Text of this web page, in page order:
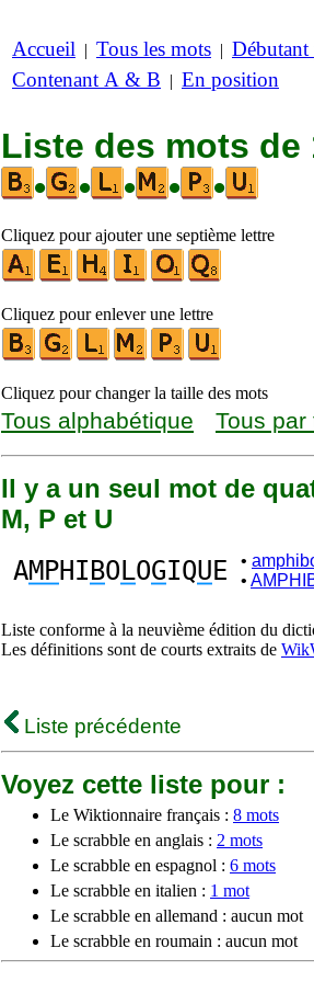
Accueil | Tous les mots | Débutant
Contenant A & B | En position
Liste des mots
•
• • • •
Cliquez pour ajouter une septième lettre
Cliquez pour enlever une lettre
Cliquez pour changer la taille des mots
Tous alphabétique Tous par
Il y a un seul mot de
M, P et U
AMPHI BO LOGIQUE •
•
Liste conforme à la neuvième édition du
Les définitions sont de courts extraits de
Liste précédente
Voyez cette liste pour :
Le Wiktionnaire français : 8 mots
Le scrabble en anglais : 2 mots
Le scrabble en espagnol : 6 mots
Le scrabble en italien : 1 mot
Le scrabble en allemand : aucun mot
Le scrabble en roumain : aucun mot